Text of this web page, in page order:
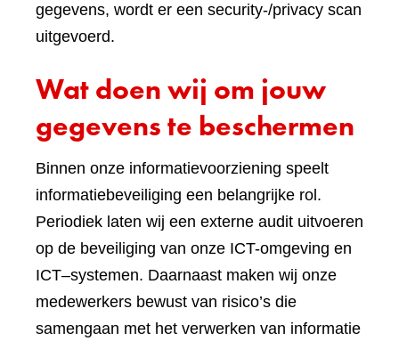
gegevens, wordt er een security-/privacy scan
uitgevoerd.
Wat doen wij om jouw
gegevens te beschermen
Binnen onze informatievoorziening speelt
informatiebeveiliging een belangrijke rol.
Periodiek laten wij een externe audit uitvoeren
op de beveiliging van onze ICT-omgeving en
ICT–systemen. Daarnaast maken wij onze
medewerkers bewust van risico’s die
samengaan met het verwerken van informatie